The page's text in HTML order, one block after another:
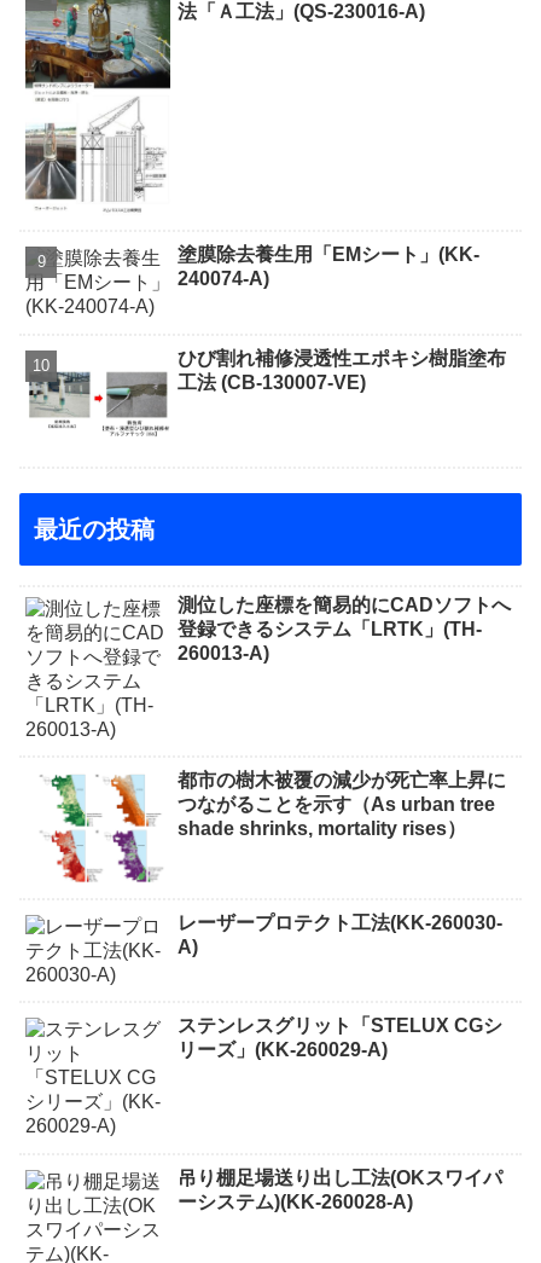
法「Ａ工法」(QS-230016-A)
塗膜除去養生用「EMシート」(KK-
240074-A)
ひび割れ補修浸透性エポキシ樹脂塗布
工法 (CB-130007-VE)
最近の投稿
測位した座標を簡易的にCADソフトへ
登録できるシステム「LRTK」(TH-
260013-A)
都市の樹木被覆の減少が死亡率上昇に
つながることを示す（As urban tree
shade shrinks, mortality rises）
レーザープロテクト⼯法(KK-260030-
A)
ステンレスグリット「STELUX CGシ
リーズ」(KK-260029-A)
吊り棚足場送り出し工法(OKスワイパ
ーシステム)(KK-260028-A)